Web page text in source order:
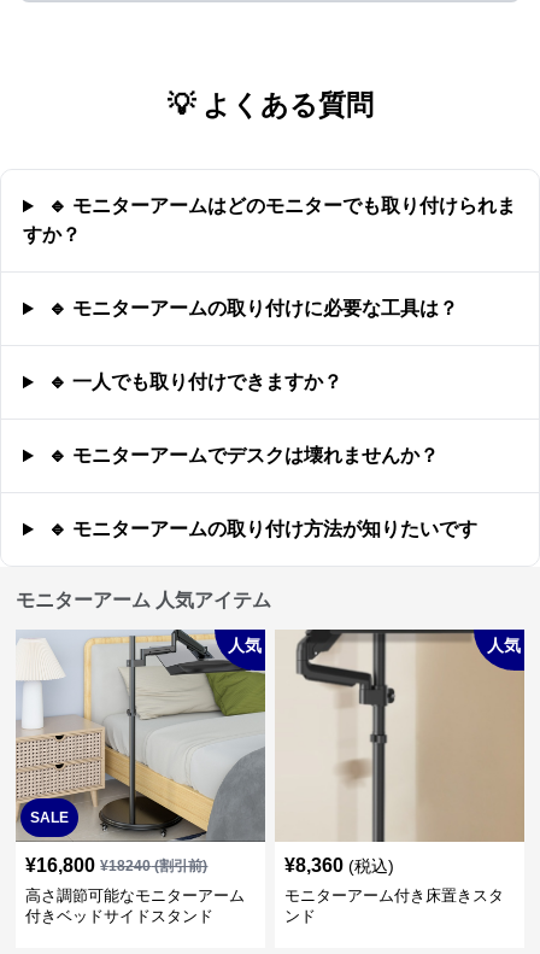
💡 よくある質問
🔹 モニターアームはどのモニターでも取り付けられま
すか？
🔹 モニターアームの取り付けに必要な工具は？
🔹 一人でも取り付けできますか？
🔹 モニターアームでデスクは壊れませんか？
🔹 モニターアームの取り付け方法が知りたいです
モニターアーム 人気アイテム
SALE
人気
¥16,800 ¥18240(割引前)
高さ調節可能なモニターアーム
付きベッドサイドスタンド
人気
¥8,360 (税込)
モニターアーム付き床置きスタ
ンド